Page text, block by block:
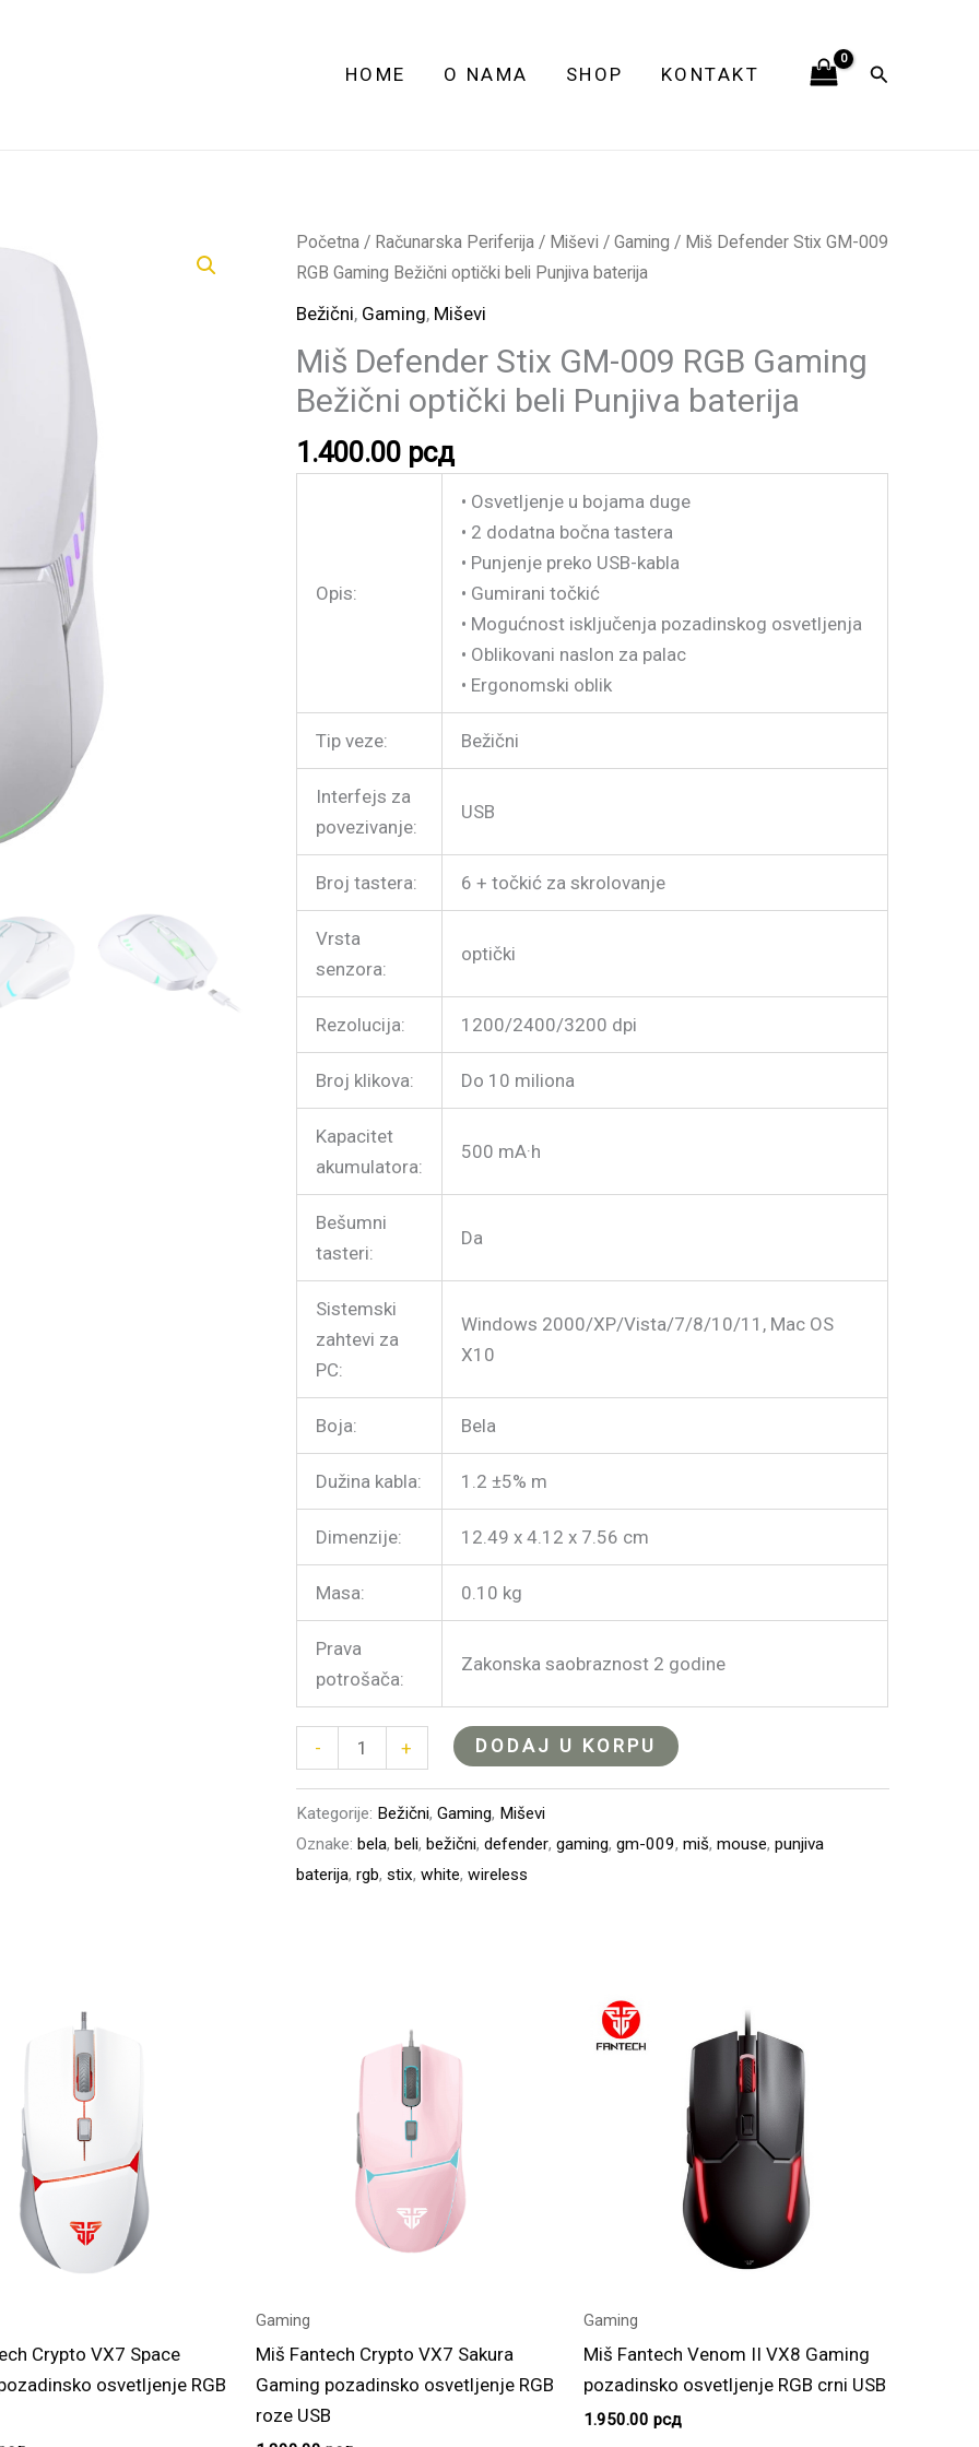
HOME O NAMA SHOP KONTAKT Pretraga
Početna / Računarska Periferija / Miševi /Gaming / Miš Defender Stix GM-009
RGB Gaming Bežični optički beli Punjiva baterija
Bežični, Gaming, Miševi
Miš Defender Stix GM-009 RGB Gaming
Bežični optički beli Punjiva baterija
1.400.00 рсд
Opis:
• Osvetljenje u bojama duge
• 2 dodatna bočna tastera
• Punjenje preko USB-kabla
• Gumirani točkić
• Mogućnost isključenja pozadinskog osvetljenja
• Oblikovani naslon za palac
• Ergonomski oblik
Tip veze: Bežični
Interfejs za
povezivanje:
USB
Broj tastera: 6 + točkić za skrolovanje
Vrsta
senzora:
optički
Rezolucija: 1200/2400/3200 dpi
Broj klikova: Do 10 miliona
Kapacitet
akumulatora:
500 mA·h
Bešumni
tasteri:
Da
Sistemski
zahtevi za
PC:
Windows 2000/XP/Vista/7/8/10/11, Mac OS
X10
Boja: Bela
Dužina kabla: 1.2 ±5% m
Dimenzije: 12.49 x 4.12 x 7.56 cm
Masa: 0.10 kg
Prava
potrošača:
Zakonska saobraznost 2 godine
-
Miš
Defender
Stix
009
RGB
Bežični
količina
+ DODAJ U KORPU
Kategorije: Bežični,Gaming, Miševi
Oznake:bela,beli,bežični,defender,gaming,gm-009,miš,mouse,punjiva
baterija,rgb,stix,white,wireless
Crypto VX7 Space
osvetljenje RGB
Gaming
Miš Fantech Crypto VX7 Sakura
Gaming pozadinsko osvetljenje RGB
roze USB
Gaming
Miš Fantech Venom II VX8 Gaming
pozadinsko osvetljenje RGB crni USB
1.950.00 рсд
Punjiva
baterija